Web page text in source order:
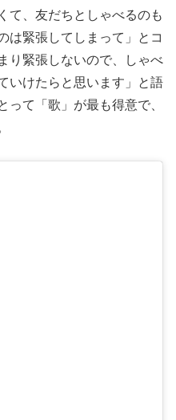
て、友だちとしゃべるのも
は緊張してしまって」とコ
り緊張しないので、しゃべ
いけたらと思います」と語
って「歌」が最も得意で、